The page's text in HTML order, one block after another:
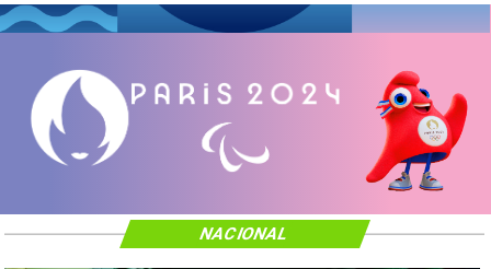
NACIONAL